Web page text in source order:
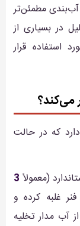
مطمئن‌تر
در بسیاری از
استفاده قرار
می‌کند؟
دارد که در حالت
(معمولاً 3
غلبه کرده و
آب مدار تخلیه